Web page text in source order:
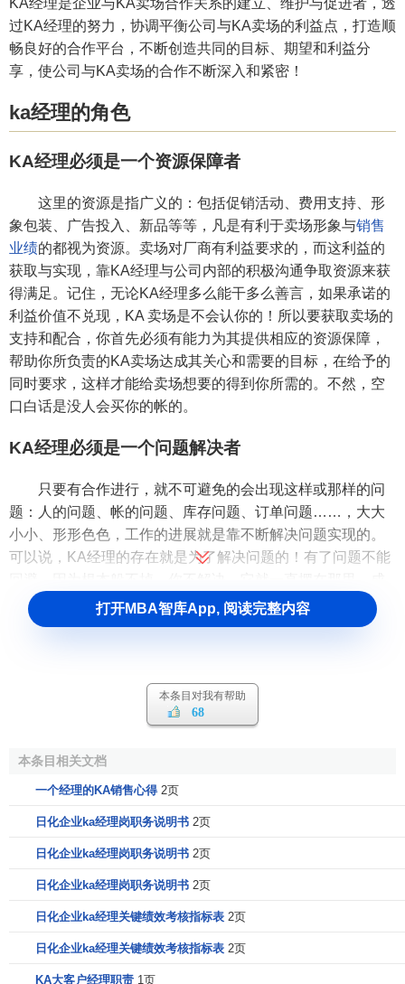
过KA经理的努力，协调平衡公司与KA卖场的利益点，打造顺
畅良好的合作平台，不断创造共同的目标、期望和利益分
享，使公司与KA卖场的合作不断深入和紧密！
ka经理的角色
KA经理必须是一个资源保障者
这里的资源是指广义的：包括促销活动、费用支持、形
象包装、广告投入、新品等等，凡是有利于卖场形象与销售
业绩的都视为资源。卖场对厂商有利益要求的，而这利益的
获取与实现，靠KA经理与公司内部的积极沟通争取资源来获
得满足。记住，无论KA经理多么能干多么善言，如果承诺的
利益价值不兑现，KA 卖场是不会认你的！所以要获取卖场的
支持和配合，你首先必须有能力为其提供相应的资源保障，
帮助你所负责的KA卖场达成其关心和需要的目标，在给予的
同时要求，这样才能给卖场想要的得到你所需的。不然，空
口白话是没人会买你的帐的。
KA经理必须是一个问题解决者
只要有合作进行，就不可避免的会出现这样或那样的问
题：人的问题、帐的问题、库存问题、订单问题……，大大
小小、形形色色，工作的进展就是靠不断解决问题实现的。
可以说，KA经理的存在就是为了解决问题的！有了问题不能
为前进路上的拌脚石。面队各种各样的问题，KA经理应该冷
静沉着，分析根本找出问题的突破口，合理调配人力运用资
或不会解决问题的KA经理，你的KA之路走不远了！
KA经理必须是一个专业提供者
购、管理人员的素质也是比较高的，因此对KA经理也提出较
高的专业要求，你必须是你这个公司的产品专家和技术顾
经理对自身行业动态的了解，竞争对手
场操作和管理有一定的见解，那更是一个惊喜，你将博得KA
联合利华、雀巢等大公司是做得比较出色的。例如
经理，他会为你分析洗发水
打开MBA智库App, 阅读完整内容
本条目对我有帮助
68
本条目相关文档
一个经理的KA销售心得 2页
日化企业ka经理岗职务说明书 2页
日化企业ka经理岗职务说明书 2页
日化企业ka经理岗职务说明书 2页
日化企业ka经理关键绩效考核指标表 2页
日化企业ka经理关键绩效考核指标表 2页
KA大客户经理职责 1页